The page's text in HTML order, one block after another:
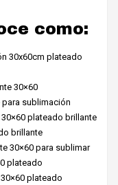
como:
30x60cm plateado
30×60
sublimación
plateado brillante
brillante
30×60 para sublimar
plateado
plateado